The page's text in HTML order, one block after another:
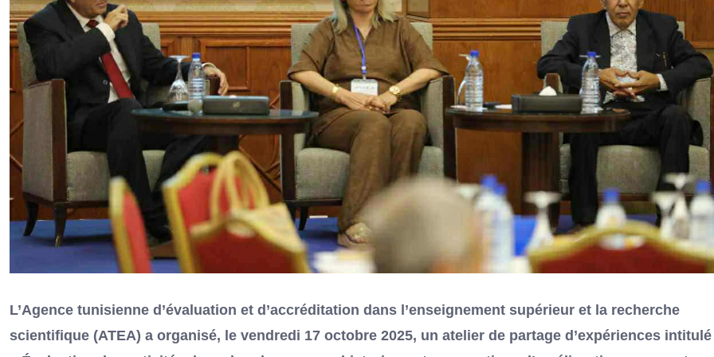
L’Agence tunisienne d’évaluation et d’accréditation dans l’enseignement supérieur et la recherche
scientifique (ATEA) a organisé, le vendredi 17 octobre 2025, un atelier de partage d’expériences